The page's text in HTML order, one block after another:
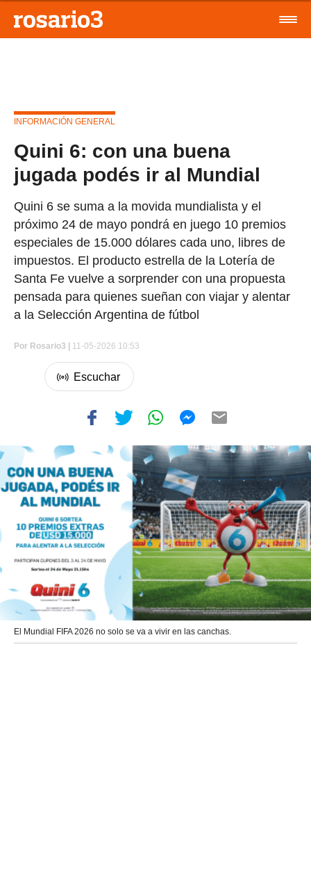
INFORMACIÓN GENERAL
Quini 6: con una buena
jugada podés ir al Mundial
Quini 6 se suma a la movida mundialista y el
próximo 24 de mayo pondrá en juego 10 premios
especiales de 15.000 dólares cada uno, libres de
impuestos. El producto estrella de la Lotería de
Santa Fe vuelve a sorprender con una propuesta
pensada para quienes sueñan con viajar y alentar
a la Selección Argentina de fútbol
Por Rosario3 | 11-05-2026 10:53
El Mundial FIFA 2026 no solo se va a vivir en las canchas.